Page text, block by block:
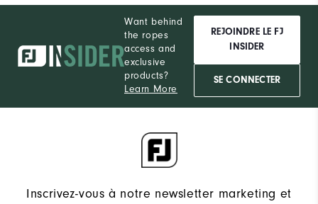
Want behind
the ropes
access and
exclusive
products?
Learn More
REJOINDRE LE FJ
INSIDER
SE CONNECTER
Inscrivez-vous à notre newsletter marketing et